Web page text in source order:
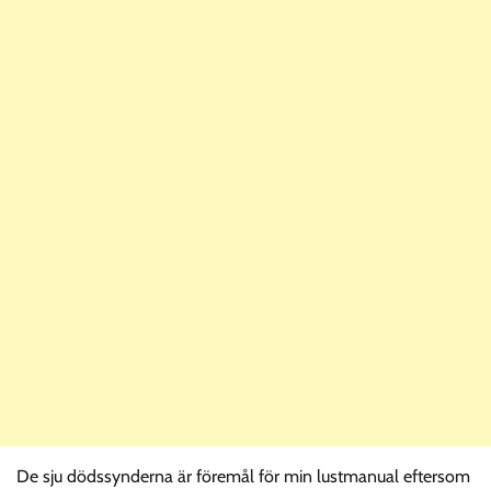
De sju dödssynderna är föremål för min lustmanual eftersom